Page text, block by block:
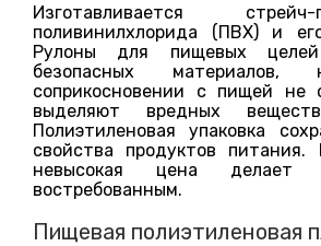
Изготавливается
поливинилхлорида (ПВХ) и
Рулоны для пищевых
безопасных материалов,
соприкосновении с пищей не
выделяют вредных
Полиэтиленовая упаковка
свойства продуктов
невысокая цена делает
востребованным.
Пищевая полиэтиленовая